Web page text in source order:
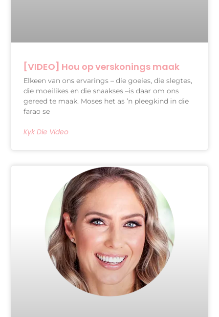
[VIDEO] Hou op verskonings maak
Elkeen van ons ervarings – die goeies, die slegtes,
die moeilikes en die snaakses –is daar om ons
gereed te maak. Moses het as ’n pleegkind in die
farao se
Kyk Die Video